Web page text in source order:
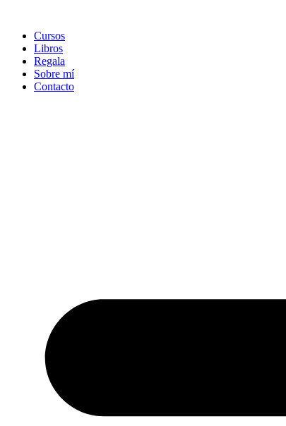
contenidoCursos
Libros
Regala
Sobre mí
Contacto